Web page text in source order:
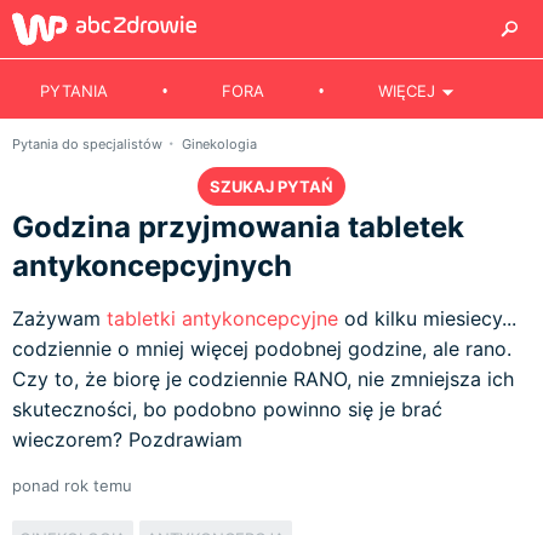
PYTANIA FORA WIĘCEJ
Pytania do specjalistów Ginekologia
SZUKAJ PYTAŃ
Godzina przyjmowania tabletek
antykoncepcyjnych
Zażywam tabletki antykoncepcyjne od kilku miesiecy...
codziennie o mniej więcej podobnej godzine, ale rano.
Czy to, że biorę je codziennie RANO, nie zmniejsza ich
skuteczności, bo podobno powinno się je brać
wieczorem? Pozdrawiam
ponad rok temu